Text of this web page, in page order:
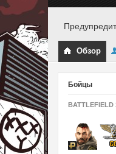
Обзор
Бойцы
BATTLEFIELD